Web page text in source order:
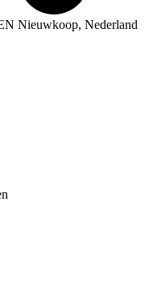
Nieuwkoop, Nederland